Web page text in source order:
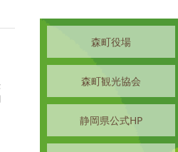
森町役場
森町観光協会
静岡県公式HP